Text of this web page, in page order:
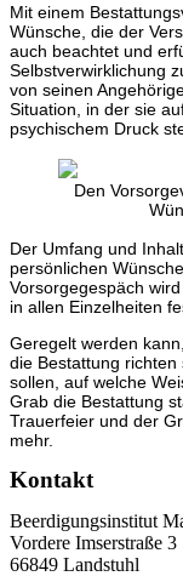
Mit einem
Wünsche, die der
auch beachtet und
Selbstverwirklichung
von seinen
Situation, in der sie
psychischem Druck
Den
Der Umfang und
persönlichen
Vorsorgegespäch
in allen Einzelheiten
Geregelt werden
die Bestattung
sollen, auf welche
Grab die Bestattung
Trauerfeier und der
mehr.
Kontakt
Beerdigungsinstitut
Vordere Imserstraße 3
66849 Landstuhl